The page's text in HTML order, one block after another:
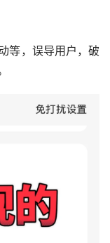
等，误导用户，破